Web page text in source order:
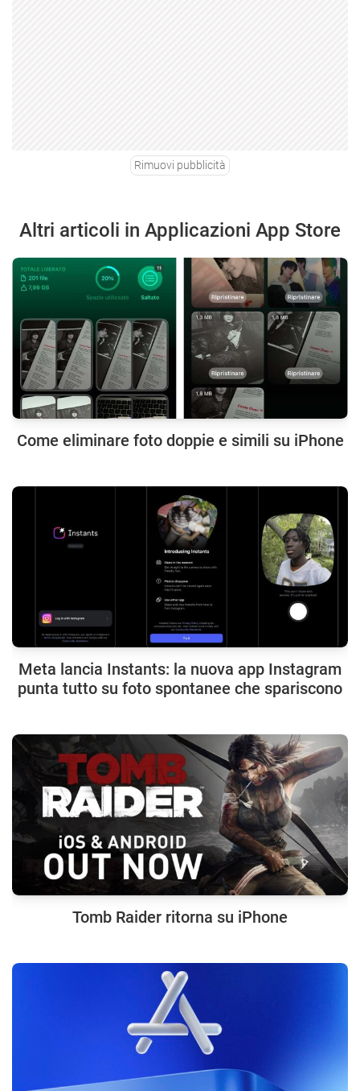
Rimuovi pubblicità
Altri articoli in Applicazioni App Store
Come eliminare foto doppie e simili su iPhone
Meta lancia Instants: la nuova app Instagram
punta tutto su foto spontanee che spariscono
Tomb Raider ritorna su iPhone